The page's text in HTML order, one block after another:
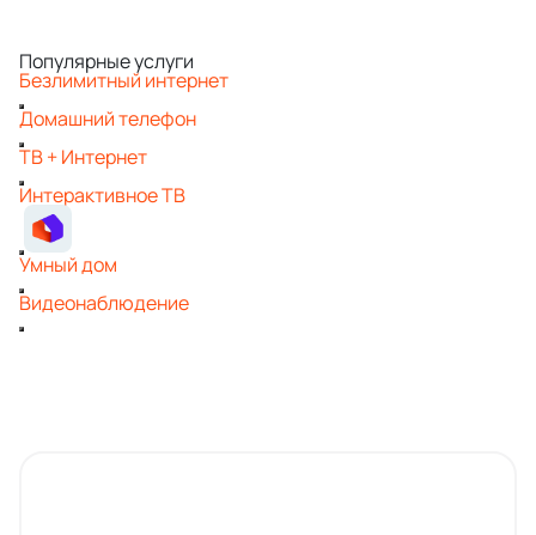
Популярные услуги
Безлимитный интернет
Домашний телефон
ТВ + Интернет
Интерактивное ТВ
Умный дом
Видеонаблюдение